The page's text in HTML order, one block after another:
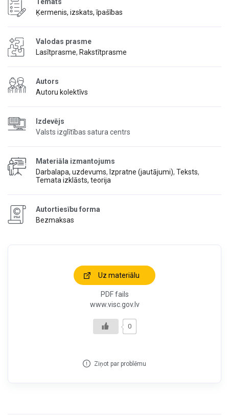
Ķermenis, izskats, īpašības
Valodas prasme
Lasītprasme, Rakstītprasme
Autors
Autoru kolektīvs
Izdevējs
Valsts izglītības satura centrs
Materiāla izmantojums
Darbalapa, uzdevums, Izpratne (jautājumi), Teksts,
Temata izklāsts, teorija
Autortiesību forma
Bezmaksas
Uz materiālu
PDF fails
www.visc.gov.lv
0
Ziņot par problēmu